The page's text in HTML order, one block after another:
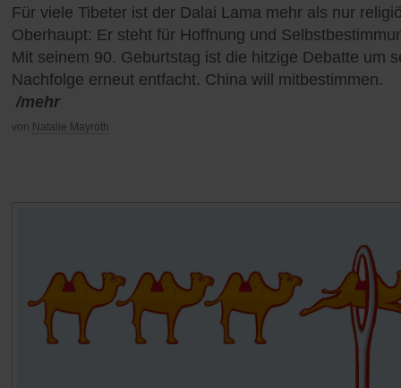
Für viele Tibeter ist der Dalai Lama mehr als nur
Oberhaupt: Er steht für Hoffnung und
Mit seinem 90. Geburtstag ist die hitzige Debatte um
Nachfolge erneut entfacht. China will mitbestimmen.
/mehr
von Natalie Mayroth